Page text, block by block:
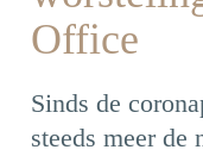
Office
Sinds de
steeds meer de